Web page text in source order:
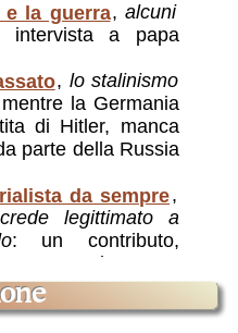
da sempre,
legittimato a
: un contributo,
storicamente
della Russia:
Putin.
e la guerra,alcuni
a papa
, lo stalinismo
la Germania
di Hitler, manca
parte della Russia